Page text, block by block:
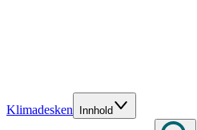
Klimadesken Innhold